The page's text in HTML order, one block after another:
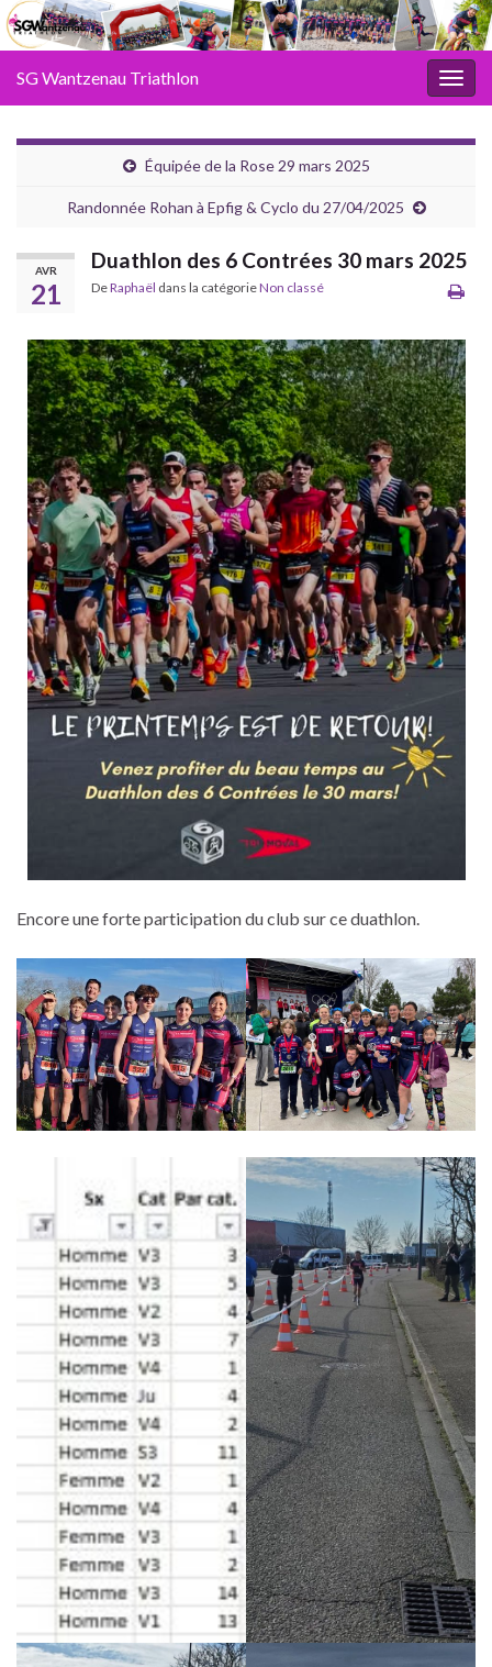
SG Wantzenau Triathlon
Équipée de la Rose 29 mars 2025
Randonnée Rohan à Epfig & Cyclo du 27/04/2025
AVR
21
Duathlon des 6 Contrées 30 mars 2025
DeRaphaël dans la catégorieNon classé
Encore une forte participation du club sur ce duathlon.